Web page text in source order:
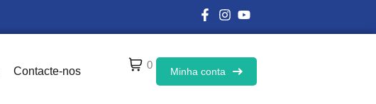
Contacte-nos
0
Minha conta